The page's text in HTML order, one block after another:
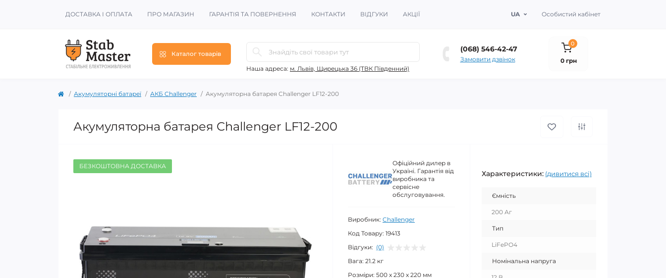
ДОСТАВКА І ОПЛАТА ПРО МАГАЗИН ГАРАНТІЯ ТА ПОВЕРНЕННЯ КОНТАКТИ ВІДГУКИ АКЦІЇ UA Особистий кабінет
Каталог товарів
Наша адреса: м. Львів, Щирецька 36 (ТВК Південний)
(068) 546-42-47
Замовити дзвінок
0
0 грн
Акумуляторні батареї АКБ Challenger Акумуляторна батарея Challenger LF12-200
Акумуляторна батарея Challenger LF12-200
БЕЗКОШТОВНА ДОСТАВКА
Офіційний дилер в
Україні. Гарантія від
виробника та
сервісне
обслуговування.
Виробник: Challenger
Код Товару: 19413
Відгуки: (0)
Вага: 21.2 кг
Розміри: 500 x 230 x 220 мм
Характеристики: (дивитися всі)
Ємність
200 Аг
Тип
LiFePO4
Номінальна напруга